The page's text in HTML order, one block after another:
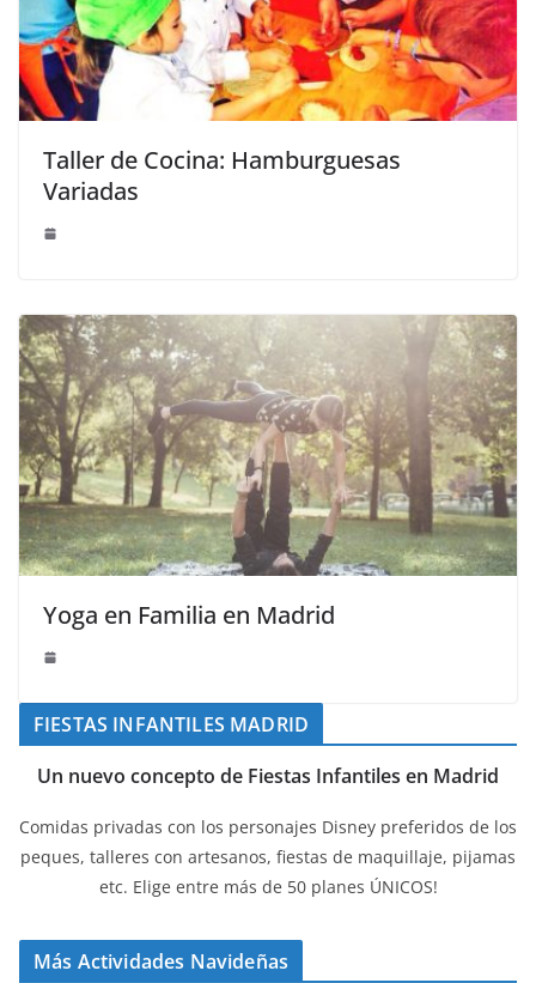
Taller de Cocina: Hamburguesas
Variadas
Yoga en Familia en Madrid
FIESTAS INFANTILES MADRID
Un nuevo concepto de Fiestas Infantiles en Madrid
Comidas privadas con los personajes Disney preferidos de los
peques, talleres con artesanos, fiestas de maquillaje, pijamas
etc. Elige entre más de 50 planes ÚNICOS!
Más Actividades Navideñas